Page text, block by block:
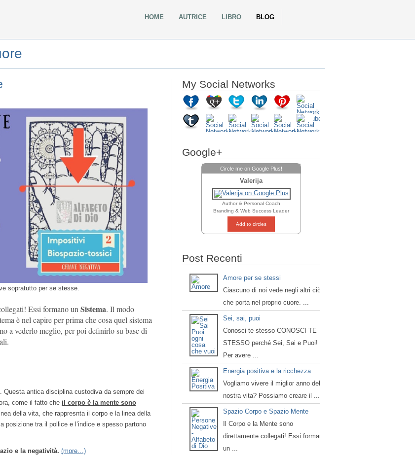
HOME AUTRICE LIBRO BLOG
sopratutto per se stesse.
Essi formano un Sistema. Il modo
è nel capire per prima che cosa quel sistema
a vederlo meglio, per poi definirlo su base di
. Questa antica disciplina custodiva da sempre dei
come il fatto che il corpo è la mente sono
della vita, che rappresnta il corpo e la linea della
posizione tra il pollice e l’indice e spesso partono
e la negatività. (more…)
My Social Networks
Google+
Circle me on Google Plus!
Valerija
Author & Personal Coach
Branding & Web Success Leader
Add to circles
Post Recenti
Amore per se stessi
Ciascuno di noi vede negli altri ciò
che porta nel proprio cuore. ...
Sei, sai, puoi
Conosci te stesso CONOSCI TE
STESSO perché Sei, Sai e Puoi!
Per avere ...
Energia positiva e la ricchezza
Vogliamo vivere il miglior anno della
nostra vita? Possiamo creare il ...
Spazio Corpo e Spazio Mente
Il Corpo e la Mente sono
direttamente collegati! Essi formano
un ...